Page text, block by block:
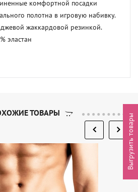
комфортной посадки
полотна в игровую набивку.
жаккардовой резинкой.
эластан
ТОВАРЫ
Выгрузить товары